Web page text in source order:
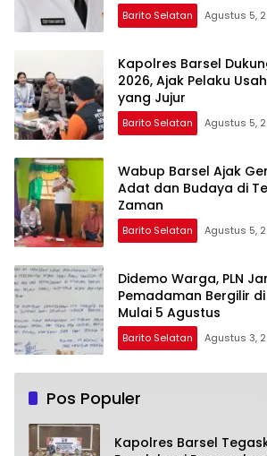
Barito Selatan Agustus 5,
Kapolres Barsel
2026, Ajak Pelaku
yang Jujur
Barito Selatan Agustus 5,
Wabup Barsel Ajak
Adat dan Budaya di
Zaman
Barito Selatan Agustus 5,
Didemo Warga, PLN
Pemadaman Bergilir
Mulai 5 Agustus
Barito Selatan Agustus 3,
Pos Populer
Kapolres Barsel